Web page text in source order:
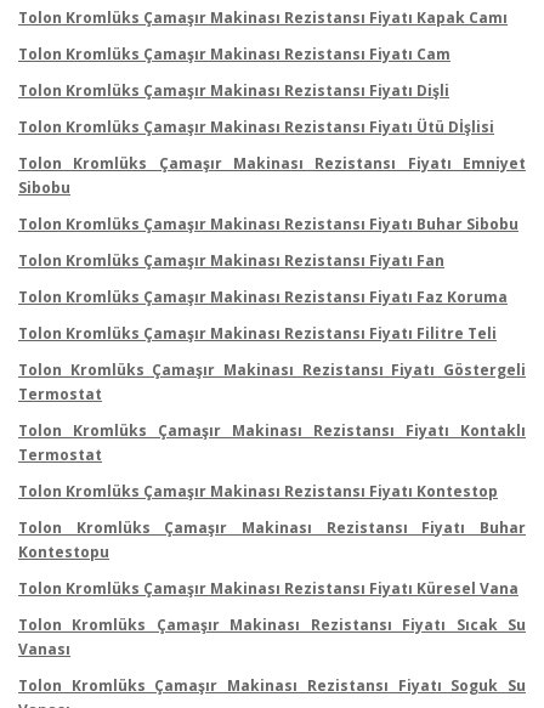
Tolon Kromlüks Çamaşır Makinası Rezistansı Fiyatı Kapak Camı
Tolon Kromlüks Çamaşır Makinası Rezistansı Fiyatı Cam
Tolon Kromlüks Çamaşır Makinası Rezistansı Fiyatı Dişli
Tolon Kromlüks Çamaşır Makinası Rezistansı Fiyatı Ütü Dİşlisi
Tolon Kromlüks Çamaşır Makinası Rezistansı Fiyatı Emniyet
Sibobu
Tolon Kromlüks Çamaşır Makinası Rezistansı Fiyatı Buhar Sibobu
Tolon Kromlüks Çamaşır Makinası Rezistansı Fiyatı Fan
Tolon Kromlüks Çamaşır Makinası Rezistansı Fiyatı Faz Koruma
Tolon Kromlüks Çamaşır Makinası Rezistansı Fiyatı Filitre Teli
Tolon Kromlüks Çamaşır Makinası Rezistansı Fiyatı Göstergeli
Termostat
Tolon Kromlüks Çamaşır Makinası Rezistansı Fiyatı Kontaklı
Termostat
Tolon Kromlüks Çamaşır Makinası Rezistansı Fiyatı Kontestop
Tolon Kromlüks Çamaşır Makinası Rezistansı Fiyatı Buhar
Kontestopu
Tolon Kromlüks Çamaşır Makinası Rezistansı Fiyatı Küresel Vana
Tolon Kromlüks Çamaşır Makinası Rezistansı Fiyatı Sıcak Su
Vanası
Tolon Kromlüks Çamaşır Makinası Rezistansı Fiyatı Soguk Su